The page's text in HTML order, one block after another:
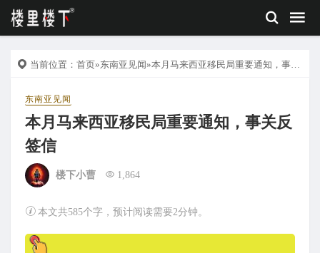
当前位置： 首页»东南亚见闻»本月马来西亚移民局重要通知，事关反签信
东南亚见闻
本月马来西亚移民局重要通知，事关反
签信
楼下小曹 1,864
本文共585个字，预计阅读需要2分钟。